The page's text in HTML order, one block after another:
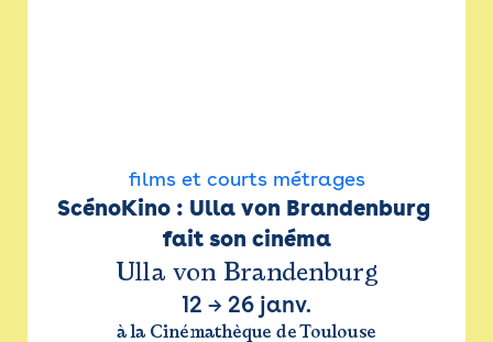
films et courts métrages
ScénoKino : Ulla von Brandenburg
fait son cinéma
Ulla von Brandenburg
12 → 26 janv.
à la Cinémathèque de Toulouse